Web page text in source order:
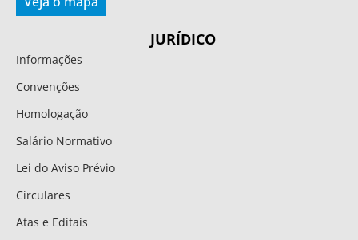
JURÍDICO
Informações
Convenções
Homologação
Salário Normativo
Lei do Aviso Prévio
Circulares
Atas e Editais